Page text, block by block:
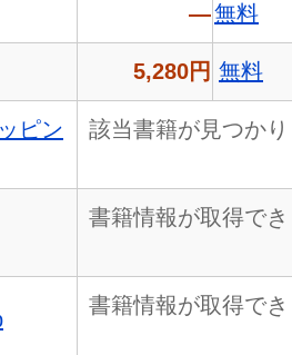
―無料
5,280円 無料
ピン
該当書籍が見つか
書籍情報が取得で
書籍情報が取得で